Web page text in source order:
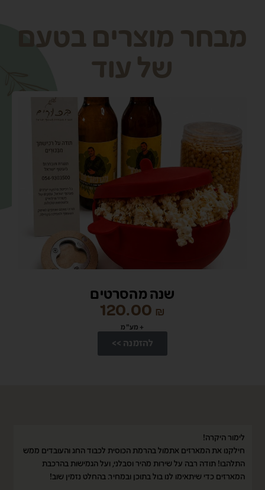
מבחר מוצרים בטעם
של עוד
שנה מהסרטים
120.00 ₪
+ מע"מ
להזמנה >>
היקרה!
את המארזים אתמול בהרמת הכוסית לכבוד החג והעובדים ממש
תודה רבה על שירות מהיר וסבלני, ועל הגמישות בהרכבת
כדי שיתאימו לנו בול בתוכן ובמחיר. בהחלט נזמין שוב!